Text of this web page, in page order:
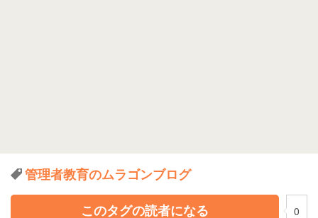
管理者教育のムラゴンブログ
このタグの読者になる
0